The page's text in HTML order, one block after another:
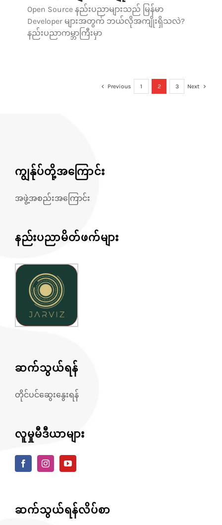
Open Source နည်းပညာများသည် မြန်မာ
Developer များအတွက် ဘယ်လိုအကျိုးရှိသလဲ?
နည်းပညာကမ္ဘာကြီးမှာ
Previous 1 2 3 Next
ကျွန်ုပ်တို့အကြောင်း
အဖွဲ့အစည်းအကြောင်း
နည်းပညာမိတ်ဖက်များ
ဆက်သွယ်ရန်
တိုင်ပင်ဆွေးနွေးရန်
လူမှုမီဒီယာများ
ဆက်သွယ်ရန်လိပ်စာ